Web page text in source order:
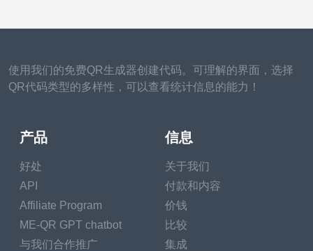
使用我们的免费QR生成器创建代码。可理解的界面，选择
QR代码类型的多样性，可以查看统计信息的能力！
产品
好处
API
Affiliate Program
ME-QR GPT chatbot
与我们合作推广
信息
关于我们
付款和内容
价钱
比较
集成